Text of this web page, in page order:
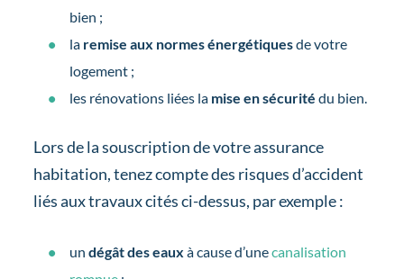
bien ;
la remise aux normes énergétiquesde votre
logement ;
les rénovations liées la mise en sécurité du bien.
Lors de la souscription de votre assurance
habitation, tenez compte des risques d’accident
liés aux travaux cités ci-dessus, par exemple :
un dégât des eaux à cause d’unecanalisation